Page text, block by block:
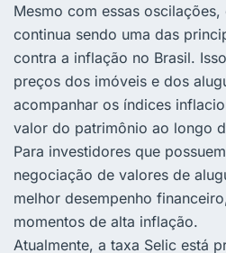
Mesmo com essas
continua sendo uma das
contra a inflação no Brasil.
preços dos imóveis e dos
acompanhar os índices
valor do patrimônio ao longo
Para investidores que
negociação de valores de
melhor desempenho
momentos de alta inflação.
Atualmente, a taxa Selic está